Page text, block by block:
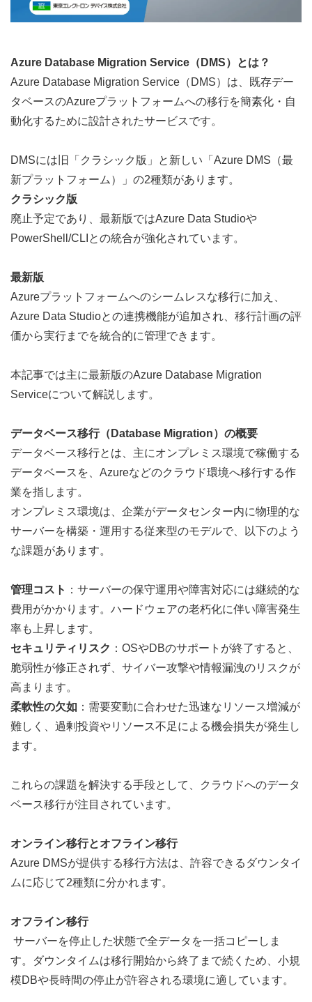
Azure Database Migration Service（DMS）とは？
Azure Database Migration Service（DMS）は、既存デー
タベースのAzureプラットフォームへの移行を簡素化・自
動化するために設計されたサービスです。
DMSには旧「クラシック版」と新しい「Azure DMS（最
新プラットフォーム）」の2種類があります。
クラシック版
廃止予定であり、最新版ではAzure Data Studioや
PowerShell/CLIとの統合が強化されています。
最新版
Azureプラットフォームへのシームレスな移行に加え、
Azure Data Studioとの連携機能が追加され、移行計画の評
価から実行までを統合的に管理できます。
本記事では主に最新版のAzure Database Migration
Serviceについて解説します。
データベース移行（Database Migration）の概要
データベース移行とは、主にオンプレミス環境で稼働する
データベースを、Azureなどのクラウド環境へ移行する作
業を指します。
オンプレミス環境は、企業がデータセンター内に物理的な
サーバーを構築・運用する従来型のモデルで、以下のよう
な課題があります。
管理コスト ：サーバーの保守運用や障害対応には継続的な
費用がかかります。ハードウェアの老朽化に伴い障害発生
率も上昇します。
セキュリティリスク ：OSやDBのサポートが終了すると、
脆弱性が修正されず、サイバー攻撃や情報漏洩のリスクが
高まります。
柔軟性の欠如 ：需要変動に合わせた迅速なリソース増減が
難しく、過剰投資やリソース不足による機会損失が発生し
ます。
これらの課題を解決する手段として、クラウドへのデータ
ベース移行が注目されています。
オンライン移行とオフライン移行
Azure DMSが提供する移行方法は、許容できるダウンタイ
ムに応じて2種類に分かれます。
オフライン移行
す。ダウンタイムは移行開始から終了まで続くため、小規
模DBや長時間の停止が許容される環境に適しています。